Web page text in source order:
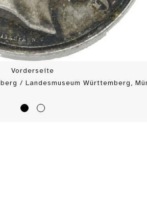
Vorderseite
/ Landesmuseum Württemberg,